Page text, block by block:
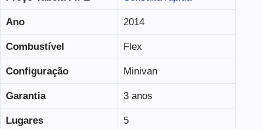
Ano 2014
Combustível Flex
Configuração Minivan
Garantia 3 anos
Lugares 5